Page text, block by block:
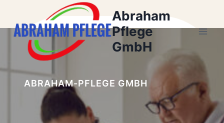
springen
Abraham
Pflege
GmbH
ABRAHAM-PFLEGE GMBH